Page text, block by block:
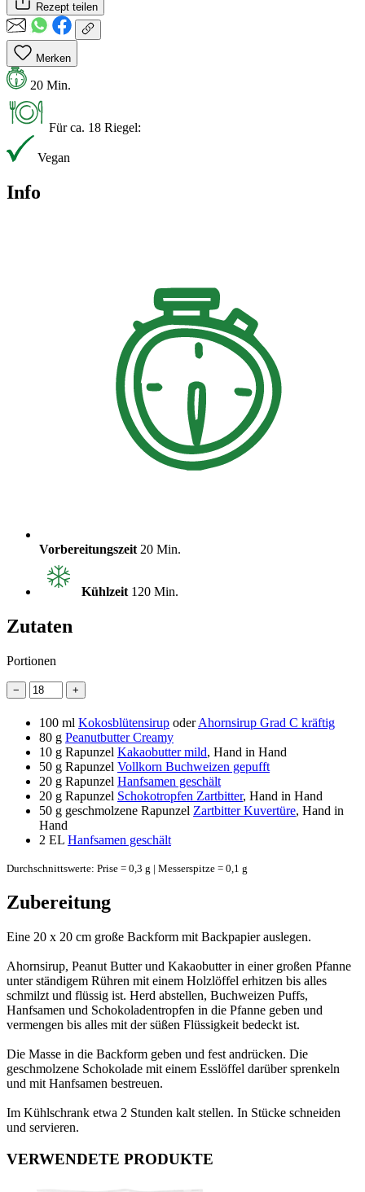
Rezept teilen
Merken
20 Min.
Für ca. 18 Riegel:
Vegan
Info
Vorbereitungszeit 20 Min.
Kühlzeit 120 Min.
Zutaten
Portionen
− +
100 ml Kokosblütensirup oderAhornsirup Grad C kräftig
80 g Peanutbutter Creamy
10 g Rapunzel Kakaobutter mild, Hand in Hand
50 g Rapunzel Vollkorn Buchweizen gepufft
20 g Rapunzel Hanfsamen geschält
20 g Rapunzel Schokotropfen Zartbitter, Hand in Hand
50 g geschmolzene Rapunzel Zartbitter Kuvertüre, Hand in
Hand
2 EL Hanfsamen geschält
Durchschnittswerte: Prise = 0,3 g | Messerspitze = 0,1 g
Zubereitung
Eine 20 x 20 cm große Backform mit Backpapier auslegen.
Ahornsirup, Peanut Butter und Kakaobutter in einer großen Pfanne
unter ständigem Rühren mit einem Holzlöffel erhitzen bis alles
schmilzt und flüssig ist. Herd abstellen, Buchweizen Puffs,
Hanfsamen und Schokoladentropfen in die Pfanne geben und
vermengen bis alles mit der süßen Flüssigkeit bedeckt ist.
Die Masse in die Backform geben und fest andrücken. Die
geschmolzene Schokolade mit einem Esslöffel darüber sprenkeln
und mit Hanfsamen bestreuen.
Im Kühlschrank etwa 2 Stunden kalt stellen. In Stücke schneiden
und servieren.
VERWENDETE PRODUKTE